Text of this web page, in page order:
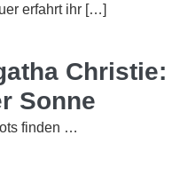
erfahrt ihr […]
Christie:
Sonne
finden …